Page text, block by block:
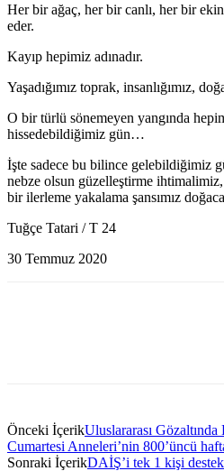
Her bir ağaç, her bir canlı, her bir
eder.
Kayıp hepimiz adınadır.
Yaşadığımız toprak, insanlığımız,
O bir türlü sönemeyen yangında
hissedebildiğimiz gün…
İşte sadece bu bilince gelebildiğimiz
nebze olsun güzelleştirme
bir ilerleme yakalama şansımız
Tuğçe Tatari / T 24
30 Temmuz 2020
Önceki İçerikUluslararası
Cumartesi Anneleri’nin 800’üncü
Sonraki İçerikDAİŞ’i tek 1 kişi